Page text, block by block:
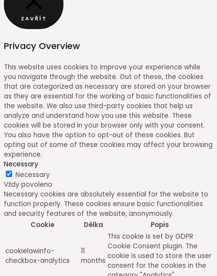
ZAVŘÍT
Privacy Overview
This website uses cookies to improve your experience while
you navigate through the website. Out of these, the cookies
that are categorized as necessary are stored on your browser
as they are essential for the working of basic functionalities of
the website. We also use third-party cookies that help us
analyze and understand how you use this website. These
cookies will be stored in your browser only with your consent.
You also have the option to opt-out of these cookies. But
opting out of some of these cookies may affect your browsing
experience.
Necessary
Necessary
Vždy povoleno
Necessary cookies are absolutely essential for the website to
function properly. These cookies ensure basic functionalities
and security features of the website, anonymously.
Cookie
Délka Popis
cookielawinfo-
checkbox-analytics
11
months
This cookie is set by GDPR
Cookie Consent plugin. The
cookie is used to store the user
consent for the cookies in the